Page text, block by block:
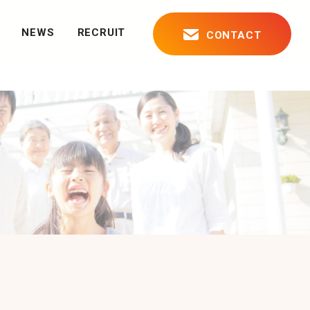
CONTACT
NEWS RECRUIT